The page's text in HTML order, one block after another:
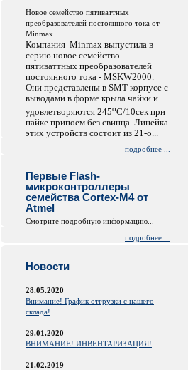
Hовое семейство пятиваттных
преобразователей постоянного тока от
Minmax
Компания Minmax выпустила в
серию новое семейство
пятиваттных преобразователей
постоянного тока - MSKW2000.
Они представлены в SMT-корпусе с
выводами в форме крыла чайки и
удовлетворяются 245oC/10сек при
пайке припоем без свинца. Линейка
этих устройств состоит из 21-о...
подробнее ...
Первые Flash-
микроконтроллеры
семейства Cortex-M4 от
Atmel
Смотрите подробную информацию...
подробнее ...
Новости
28.05.2020
Внимание! График отгрузки с нашего
склада!
29.01.2020
ВНИМАНИЕ! ИНВЕНТАРИЗАЦИЯ!
21.02.2019